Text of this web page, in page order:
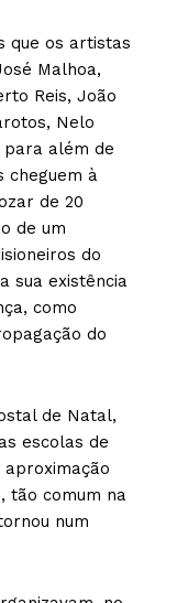
que os artistas
Malhoa,
Reis, João
Nelo
para além de
cheguem à
de 20
de um
do
sua existência
como
do
de Natal,
escolas de
tão comum na
num